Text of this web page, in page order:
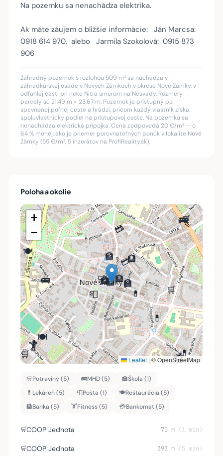
Na pozemku sa nenachádza elektrika.
Ak máte záujem o bližšie informácie: Ján Marcsa:
0918 614 970, alebo Jarmila Szokolová: 0915 873
906
Záhradný pozemok s rozlohou 509 m² sa nachádza v
záhradkárskej osade v Nových Zámkoch v okrese Nové Zámky, v
odľahlej časti pri rieke Nitra smerom na Nesvady. Rozmery
parcely sú 21,49 m × 23,67 m. Pozemok je prístupný po
spevnenej poľnej ceste a hrádzí, pričom každý vlastník získa
spoluvlastnícky podiel na prístupovej ceste. Na pozemku sa
nenachádza elektrická prípojka. Cena zodpovedá 20 €/m² — o
64 % menej, ako je priemer porovnateľných ponúk v lokalite Nové
Zámky (55 €/m², 5 inzerátov na ProfiReality.sk).
Poloha a okolie
🛒
🛒
🛒
🛒
🛒
🚌
🚌
🚌
🏫
💊
💊
💊
💊
💊
📮
🍽️
🍽️
🍽️
🍽️
🏦
🏦 🏦
🏦 🏦
🏋️
🏋️
🏋️
💳
💳
💳
💳
💳
+
−
Leaflet | © OpenStreetMap
🛒Potraviny (5) 🚌MHD (5) 🏫Škola (1)
💊 Lekáreň (5) 📮Pošta (1) 🍽️Reštaurácia (5)
🏦Banka (5) 🏋️Fitness (5) 💳Bankomat (5)
🛒COOP Jednota 70 m (1 min)
🛒COOP Jednota 393 m (5 min)